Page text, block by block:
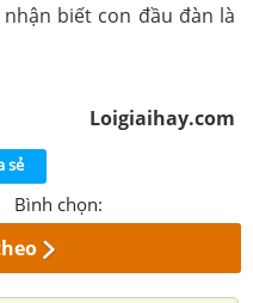
biết con đầu đàn là
Loigiaihay.com
sẻ
Bình chọn: